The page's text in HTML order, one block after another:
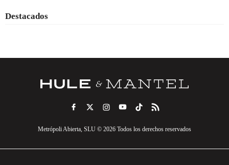
Destacados
Metrópoli Abierta, SLU © 2026 Todos los derechos reservados